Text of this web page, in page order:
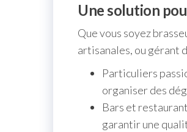
Une solution
Que vous soyez
artisanales, ou gérant
Particuliers
organiser des
Bars et
garantir une